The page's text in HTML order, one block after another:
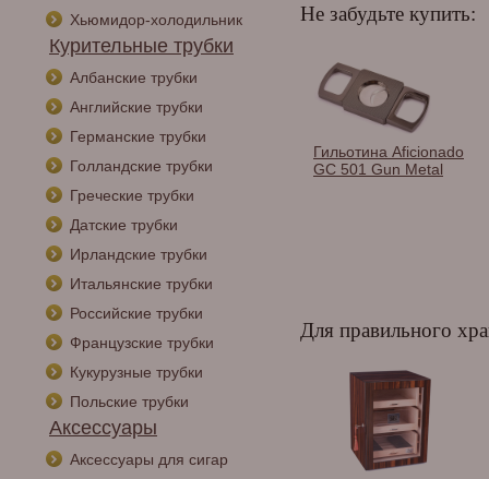
Хьюмидор-холодильник
Курительные трубки
Албанские трубки
Английские трубки
Германские трубки
Голландские трубки
Греческие трубки
Датские трубки
Ирландские трубки
Итальянские трубки
Российские трубки
Французские трубки
Кукурузные трубки
Польские трубки
Аксессуары
Аксессуары для сигар
Не забудьте купить:
Habanos в
ассортименте.
Гильотина Aficionado
GC 501 Gun Metal
Для правильного